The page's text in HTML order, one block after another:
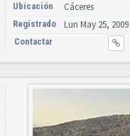
Ubicación Cáceres
Registrado Lun May 25,
Contactar